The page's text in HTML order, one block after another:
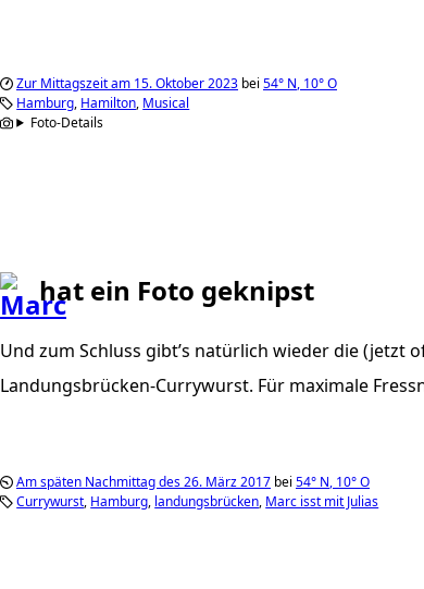
Zur Mittagszeit am 15. Oktober 2023 bei 54° N, 10°O
Hamburg Hamilton Musical
Foto-Details
hat ein Foto geknipst
Und zum Schluss gibt’s natürlich wieder die (jetzt
Landungsbrücken-Currywurst. Für maximale
Am späten Nachmittag des 26. März 2017 bei 54° N, 10°O
Currywurst Hamburg landungsbrücken Marc isst mit Julias